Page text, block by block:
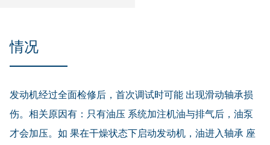
情况
发动机经过全面检修后，首次调试时可能 出现滑动轴承损
伤。相关原因有：只有油压 系统加注机油与排气后，油泵
才会加压。如 果在干燥状态下启动发动机，油进入轴承 座